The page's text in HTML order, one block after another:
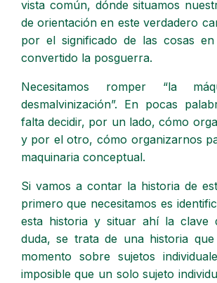
vista común, dónde situamos
de orientación en este verdadero
por el significado de las cosas
convertido la posguerra.
Necesitamos romper “la
desmalvinización”. En pocas
falta decidir, por un lado, cómo
y por el otro, cómo organizarnos
maquinaria conceptual.
Si vamos a contar la historia de
primero que necesitamos es
esta historia y situar ahí la clave
duda, se trata de una historia
momento sobre sujetos
imposible que un solo sujeto